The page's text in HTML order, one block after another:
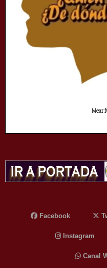
Mear
Facebook
Instagram
Canal